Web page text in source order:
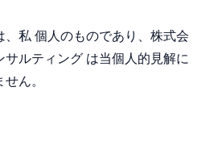
私 個人のものであり、株式会
ルティング は当個人的見解に
ん。